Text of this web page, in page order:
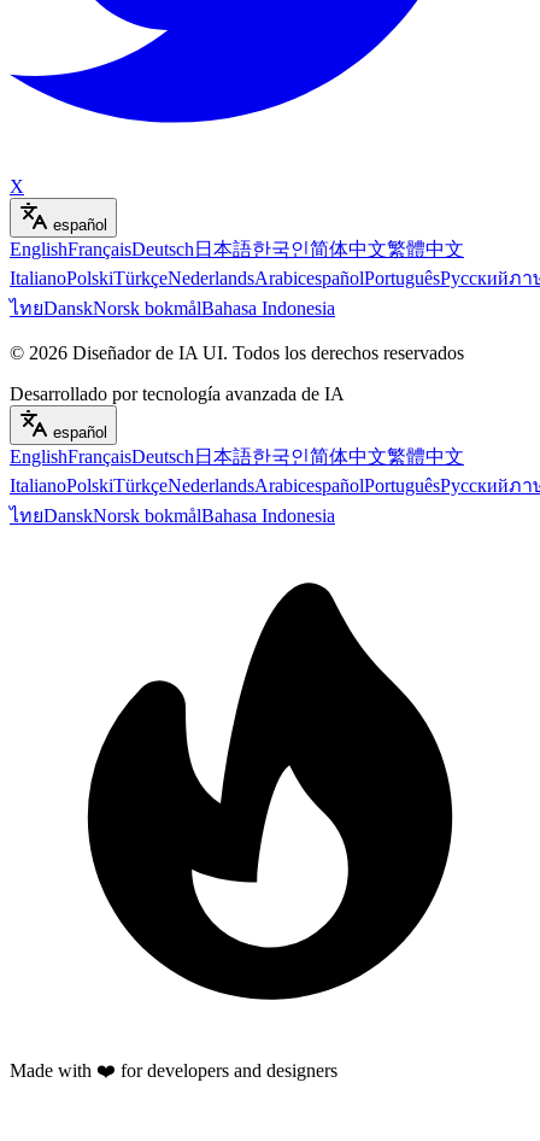
X
español
EnglishFrançaisDeutsch 日本語한국인简体中文繁體中文
ItalianoPolskiTürkçeNederlandsArabicespañolPortuguêsРусскийภา
ไทยDanskNorsk bokmålBahasa Indonesia
© 2026 Diseñador de IA UI. Todos los derechos reservados
Desarrollado por tecnología avanzada de IA
español
EnglishFrançaisDeutsch 日本語한국인简体中文繁體中文
ItalianoPolskiTürkçeNederlandsArabicespañolPortuguêsРусскийภา
ไทยDanskNorsk bokmålBahasa Indonesia
Made with ❤️ for developers and designers